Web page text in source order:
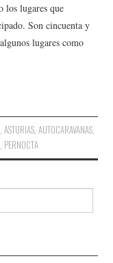
los lugares que
Son cincuenta y
lugares como
ASTURIAS, AUTOCARAVANAS,
PERNOCTA